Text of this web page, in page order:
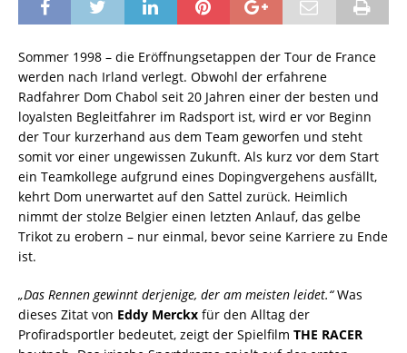
Sommer 1998 – die Eröffnungsetappen der Tour de France
werden nach Irland verlegt. Obwohl der erfahrene
Radfahrer Dom Chabol seit 20 Jahren einer der besten und
loyalsten Begleitfahrer im Radsport ist, wird er vor Beginn
der Tour kurzerhand aus dem Team geworfen und steht
somit vor einer ungewissen Zukunft. Als kurz vor dem Start
ein Teamkollege aufgrund eines Dopingvergehens ausfällt,
kehrt Dom unerwartet auf den Sattel zurück. Heimlich
nimmt der stolze Belgier einen letzten Anlauf, das gelbe
Trikot zu erobern – nur einmal, bevor seine Karriere zu Ende
ist.
„Das Rennen gewinnt derjenige, der am meisten leidet.“Was
dieses Zitat von Eddy Merckx für den Alltag der
Profiradsportler bedeutet, zeigt der Spielfilm THE RACER